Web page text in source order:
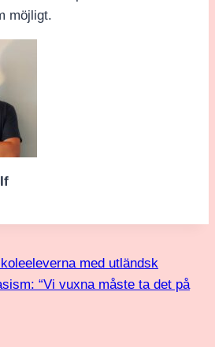
möjligt.
med utländsk
“Vi vuxna måste ta det på